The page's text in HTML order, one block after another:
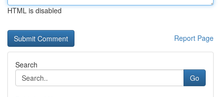
HTML is disabled
Report Page
Search
Go